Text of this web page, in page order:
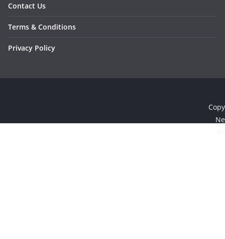
Contact Us
Terms & Conditions
Privacy Policy